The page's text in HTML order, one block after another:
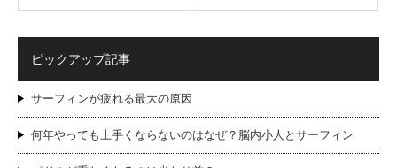
ピックアップ記事
サーフィンが疲れる最大の原因
何年やっても上手くならないのはなぜ？脳内小人とサーフィン